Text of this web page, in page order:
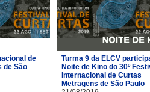
de
de São
Turma 9 da ELCV
Noite de Kino do 30º
Internacional de Curtas
Metragens de São Paulo